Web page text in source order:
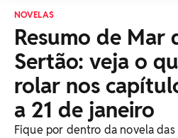
NOVELAS
Resumo de Mar
Sertão: veja o
rolar nos
a 21 de janeiro
Fique por dentro da novela